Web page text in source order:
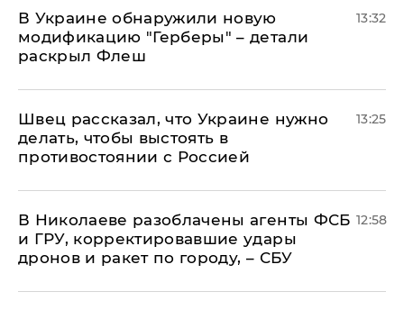
В Украине обнаружили новую
модификацию "Герберы" – детали
раскрыл Флеш
13:32
Швец рассказал, что Украине нужно
делать, чтобы выстоять в
противостоянии с Россией
13:25
В Николаеве разоблачены агенты ФСБ
и ГРУ, корректировавшие удары
дронов и ракет по городу, – СБУ
12:58